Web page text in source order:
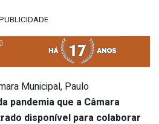
Municipal, Paulo
pandemia que a Câmara
disponível para colaborar